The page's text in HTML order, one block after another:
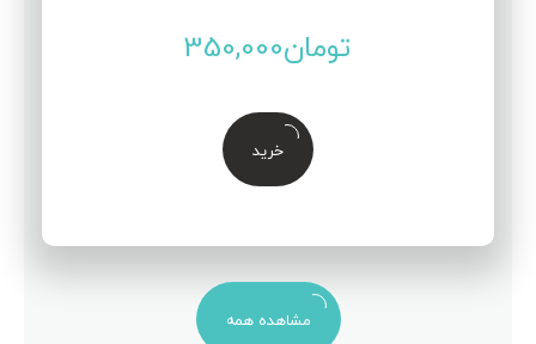
تومان350,000
خرید
مشاهده همه